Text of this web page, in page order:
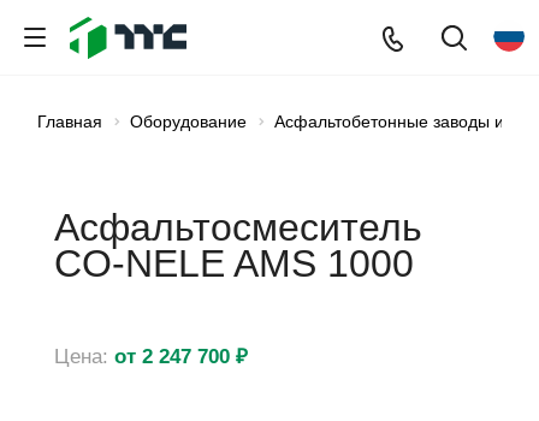
Главная Оборудование Асфальтобетонные заводы и
Асфальтосмеситель
CO-NELE AMS 1000
Цена: от 2 247 700 ₽